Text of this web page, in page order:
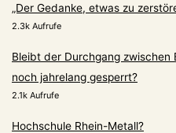
„Der Gedanke, etwas zu
2.3k Aufrufe
Bleibt der Durchgang
noch jahrelang gesperrt?
2.1k Aufrufe
Hochschule Rhein-Metall?